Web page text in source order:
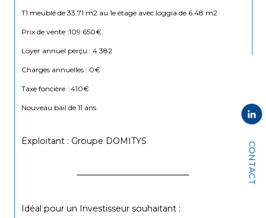
CONTACT
T1 meublé de 33.71 m2 au 1e étage avec loggia de 6.48 m2
Prix de vente :109 650€
Loyer annuel perçu : 4 382
Charges annuelles : 0€
Taxe foncière : 410€
Nouveau bail de 11 ans
Exploitant : Groupe DOMITYS
Idéal pour un Investisseur souhaitant :